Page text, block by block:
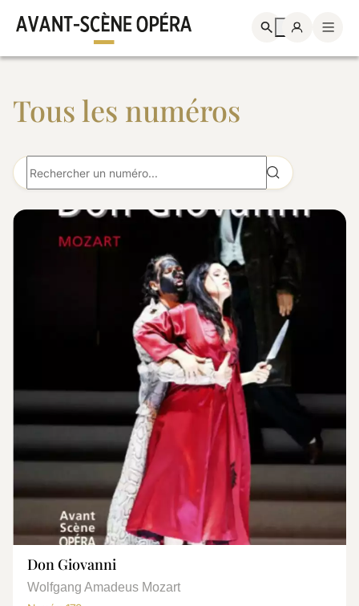
Tous les numéros
Don Giovanni
Wolfgang Amadeus Mozart